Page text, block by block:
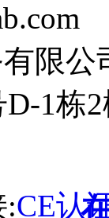
有限
D-1
CE认